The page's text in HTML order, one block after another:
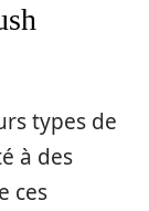
types de
à des
ces